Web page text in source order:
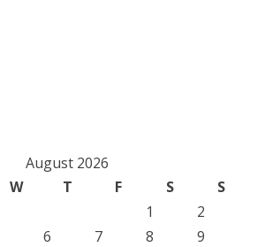
August 2026
W T F S
S
1
2
6 7 8
9